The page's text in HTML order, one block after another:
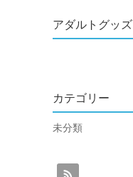
アダルトグッズ
カテゴリー
未分類